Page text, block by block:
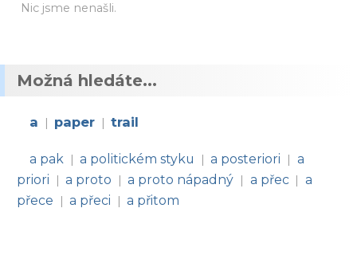
Nic jsme nenašli.
Možná hledáte...
a | paper | trail
a pak | a politickém styku | a posteriori | a
priori
| a proto | a proto nápadný | a přec | a
přece
| a přeci | a přitom